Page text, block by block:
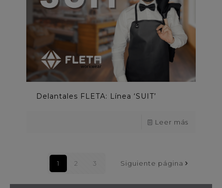
Delantales FLETA: Línea ‘SUIT’
Leer más
1 2 3 Siguiente página